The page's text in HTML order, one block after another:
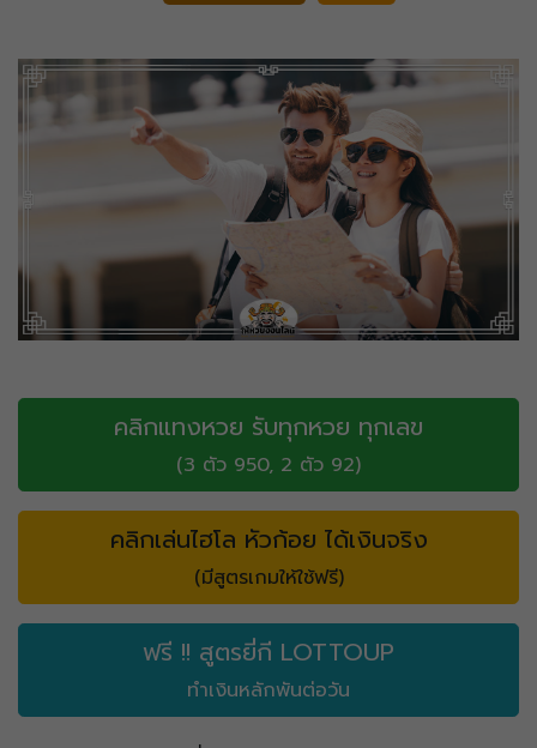
คลิกแทงหวย รับทุกหวย ทุกเลข
(3 ตัว 950, 2 ตัว 92)
คลิกเล่นไฮโล หัวก้อย ได้เงินจริง
(มีสูตรเกมให้ใช้ฟรี)
ฟรี !! สูตรยี่กี LOTTOUP
ทำเงินหลักพันต่อวัน